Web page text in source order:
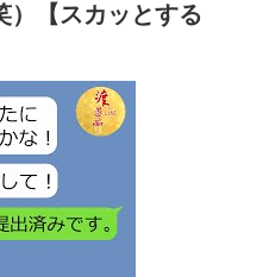
）【スカッとする